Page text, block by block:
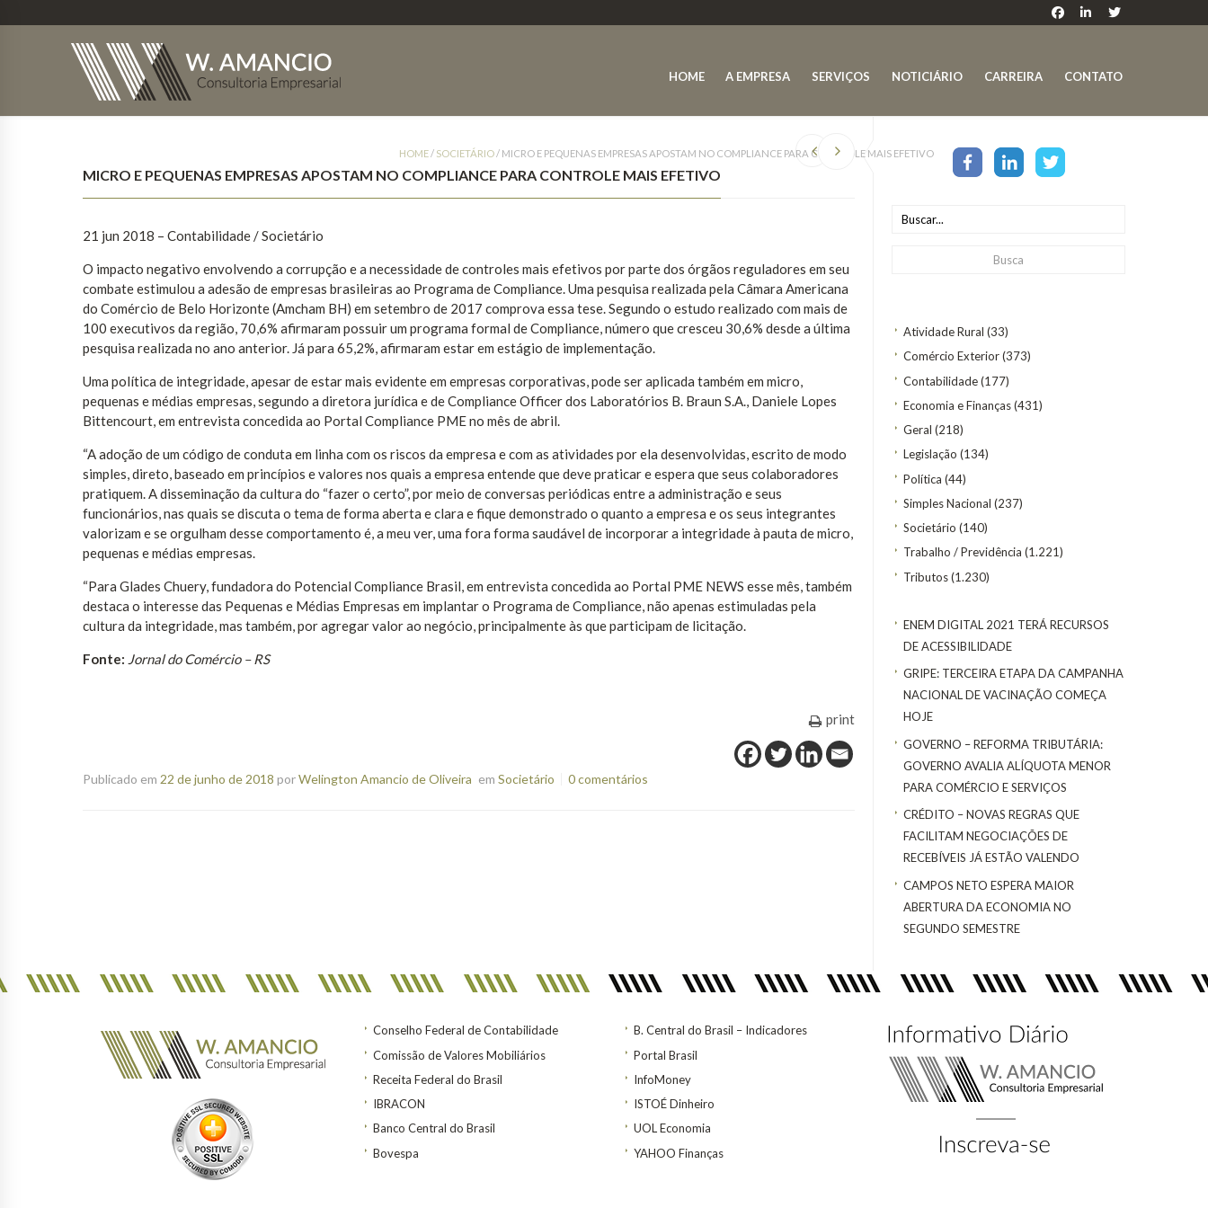
HOME A EMPRESA SERVIÇOS NOTICIÁRIO CARREIRA CONTATO
Atividade Rural (33)
Comércio Exterior(373)
Contabilidade(177)
Economia e Finanças(431)
Geral (218)
Legislação (134)
Política (44)
Simples Nacional (237)
Societário (140)
Trabalho / Previdência (1.221)
Tributos(1.230)
ENEM DIGITAL 2021 TERÁ RECURSOS
DE ACESSIBILIDADE
GRIPE: TERCEIRA ETAPA DA CAMPANHA
NACIONAL DE VACINAÇÃO COMEÇA
HOJE
GOVERNO – REFORMA TRIBUTÁRIA:
GOVERNO AVALIA ALÍQUOTA MENOR
PARA COMÉRCIO E SERVIÇOS
CRÉDITO – NOVAS REGRAS QUE
FACILITAM NEGOCIAÇÕES DE
RECEBÍVEIS JÁ ESTÃO VALENDO
CAMPOS NETO ESPERA MAIOR
ABERTURA DA ECONOMIA NO
SEGUNDO SEMESTRE
HOME/ SOCIETÁRIO/ MICRO E PEQUENAS EMPRESAS APOSTAM NO COMPLIANCE PARA CONTROLE MAIS EFETIVO
MICRO E PEQUENAS EMPRESAS APOSTAM NO COMPLIANCE PARA CONTROLE MAIS EFETIVO
21 jun 2018 – Contabilidade / Societário
O impacto negativo envolvendo a corrupção e a necessidade de controles mais efetivos por parte dos órgãos reguladores em seu
combate estimulou a adesão de empresas brasileiras ao Programa de Compliance. Uma pesquisa realizada pela Câmara Americana
do Comércio de Belo Horizonte (Amcham BH) em setembro de 2017 comprova essa tese. Segundo o estudo realizado com mais de
100 executivos da região, 70,6% afirmaram possuir um programa formal de Compliance, número que cresceu 30,6% desde a última
pesquisa realizada no ano anterior. Já para 65,2%, afirmaram estar em estágio de implementação.
Uma política de integridade, apesar de estar mais evidente em empresas corporativas, pode ser aplicada também em micro,
pequenas e médias empresas, segundo a diretora jurídica e de Compliance Officer dos Laboratórios B. Braun S.A., Daniele Lopes
Bittencourt, em entrevista concedida ao Portal Compliance PME no mês de abril.
“A adoção de um código de conduta em linha com os riscos da empresa e com as atividades por ela desenvolvidas, escrito de modo
simples, direto, baseado em princípios e valores nos quais a empresa entende que deve praticar e espera que seus colaboradores
pratiquem. A disseminação da cultura do “fazer o certo”, por meio de conversas periódicas entre a administração e seus
funcionários, nas quais se discuta o tema de forma aberta e clara e fique demonstrado o quanto a empresa e os seus integrantes
valorizam e se orgulham desse comportamento é, a meu ver, uma fora forma saudável de incorporar a integridade à pauta de micro,
pequenas e médias empresas.
“Para Glades Chuery, fundadora do Potencial Compliance Brasil, em entrevista concedida ao Portal PME NEWS esse mês, também
destaca o interesse das Pequenas e Médias Empresas em implantar o Programa de Compliance, não apenas estimuladas pela
cultura da integridade, mas também, por agregar valor ao negócio, principalmente às que participam de licitação.
Fonte: Jornal do Comércio – RS
print
Publicado em 22 de junho de 2018 porWelington Amancio de Oliveira em Societário 0 comentários
Conselho Federal de Contabilidade
Comissão de Valores Mobiliários
Receita Federal do Brasil
IBRACON
Banco Central do Brasil
Bovespa
B. Central do Brasil – Indicadores
Portal Brasil
InfoMoney
ISTOÉ Dinheiro
UOL Economia
YAHOO Finanças